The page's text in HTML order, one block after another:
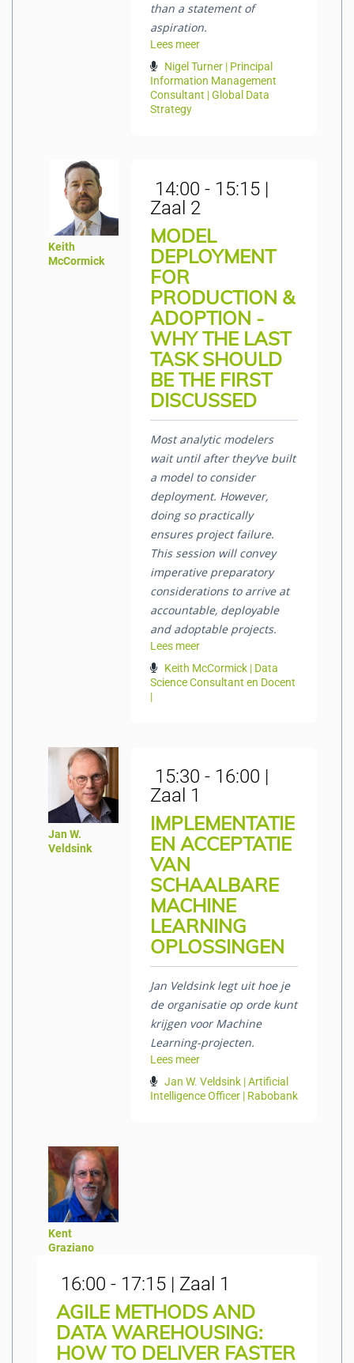
than a statement of
aspiration.
Lees meer
Nigel Turner | Principal
Information Management
Consultant | Global Data
Strategy
Keith
McCormick
14:00 - 15:15 |
Zaal 2
MODEL
DEPLOYMENT
FOR
PRODUCTION &
ADOPTION -
WHY THE LAST
TASK SHOULD
BE THE FIRST
DISCUSSED
Most analytic modelers
wait until after they’ve built
a model to consider
deployment. However,
doing so practically
ensures project failure.
This session will convey
imperative preparatory
considerations to arrive at
accountable, deployable
and adoptable projects.
Lees meer
Keith McCormick | Data
Science Consultant en Docent
|
Jan W.
Veldsink
15:30 - 16:00 |
Zaal 1
IMPLEMENTATIE
EN ACCEPTATIE
VAN
SCHAALBARE
MACHINE
LEARNING
OPLOSSINGEN
Jan Veldsink legt uit hoe je
de organisatie op orde kunt
krijgen voor Machine
Learning-projecten.
Lees meer
Jan W. Veldsink | Artificial
Intelligence Officer | Rabobank
Kent
Graziano
16:00 - 17:15 | Zaal 1
AGILE METHODS AND
DATA WAREHOUSING:
HOW TO DELIVER FASTER